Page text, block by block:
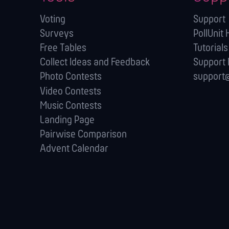
Voting
Surveys
Free Tables
Collect Ideas and Feedback
Photo Contests
Video Contests
Music Contests
Landing Page
Pairwise Comparison
Advent Calendar
Support
PollUnit
Tutorials
Support